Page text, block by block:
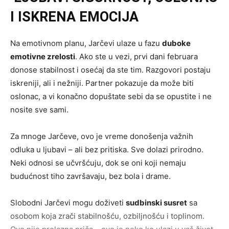
I ISKRENA EMOCIJA
Na emotivnom planu, Jarčevi ulaze u fazu duboke
emotivne zrelosti. Ako ste u vezi, prvi dani februara
donose stabilnost i osećaj da ste tim. Razgovori postaju
iskreniji, ali i nežniji. Partner pokazuje da može biti
oslonac, a vi konačno dopuštate sebi da se opustite i ne
nosite sve sami.
Za mnoge Jarčeve, ovo je vreme donošenja važnih
odluka u ljubavi – ali bez pritiska. Sve dolazi prirodno.
Neki odnosi se učvršćuju, dok se oni koji nemaju
budućnost tiho završavaju, bez bola i drame.
Slobodni Jarčevi mogu doživeti sudbinski susret sa
osobom koja zrači stabilnošću, ozbiljnošću i toplinom.